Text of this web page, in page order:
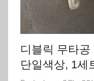
디블릭 무타
단일색상, 1세